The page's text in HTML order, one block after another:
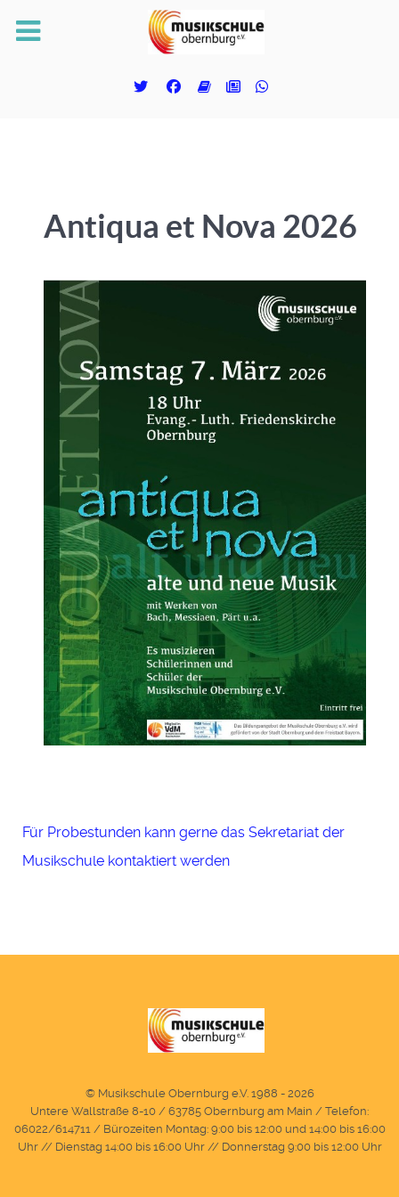
Antiqua et Nova 2026
Für Probestunden kann gerne das Sekretariat der
Musikschule kontaktiert werden
© Musikschule Obernburg e.V. 1988 - 2026
Untere Wallstraße 8-10 / 63785 Obernburg am Main / Telefon:
06022/614711 / Bürozeiten Montag: 9:00 bis 12:00 und 14:00 bis 16:00
Uhr // Dienstag 14:00 bis 16:00 Uhr // Donnerstag 9:00 bis 12:00 Uhr